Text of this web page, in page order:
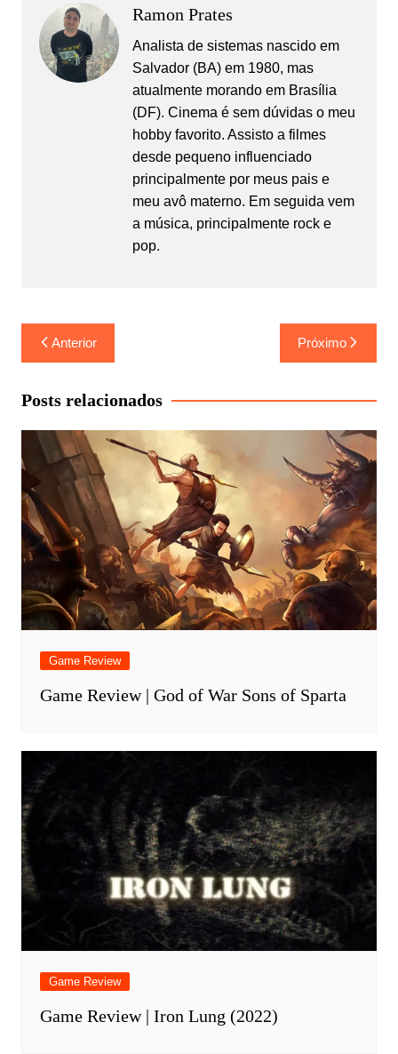
Ramon Prates
Analista de sistemas nascido em
Salvador (BA) em 1980, mas
atualmente morando em Brasília
(DF). Cinema é sem dúvidas o meu
hobby favorito. Assisto a filmes
desde pequeno influenciado
principalmente por meus pais e
meu avô materno. Em seguida vem
a música, principalmente rock e
pop.
Navegação
de
Post
Anterior Próximo
Posts relacionados
Game Review
Game Review | God of War Sons of Sparta
Game Review
Game Review | Iron Lung (2022)